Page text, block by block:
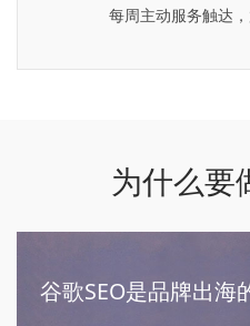
每周主动服务触达
为什么要
谷歌SEO是品牌出海